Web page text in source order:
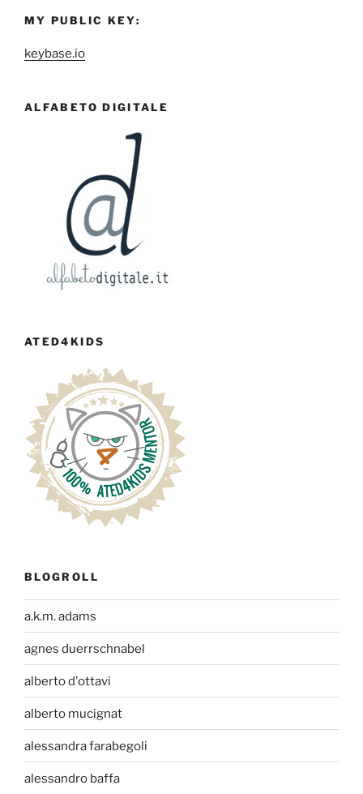
MY PUBLIC KEY:
keybase.io
ALFABETO DIGITALE
ATED4KIDS
BLOGROLL
a.k.m. adams
agnes duerrschnabel
alberto d'ottavi
alberto mucignat
alessandra farabegoli
alessandro baffa